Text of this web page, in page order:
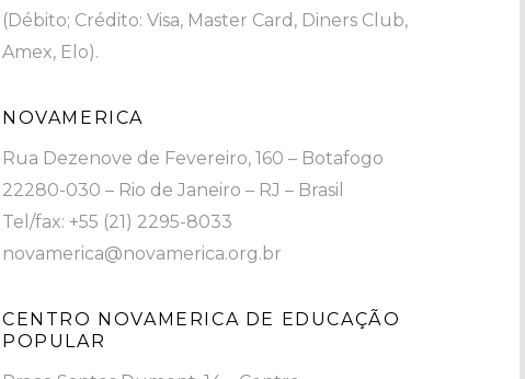
(Débito; Crédito: Visa, Master Card, Diners Club,
Amex, Elo).
NOVAMERICA
Rua Dezenove de Fevereiro, 160 – Botafogo
22280-030 – Rio de Janeiro – RJ – Brasil
Tel/fax: +55 (21) 2295-8033
novamerica@novamerica.org.br
CENTRO NOVAMERICA DE EDUCAÇÃO
POPULAR